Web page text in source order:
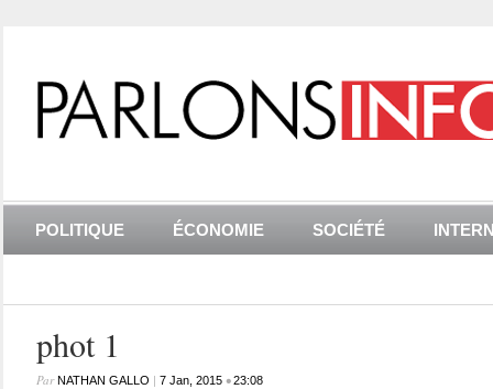
POLITIQUE ÉCONOMIE SOCIÉTÉ
phot 1
ParNATHAN GALLO | 7 Jan, 2015•23:08